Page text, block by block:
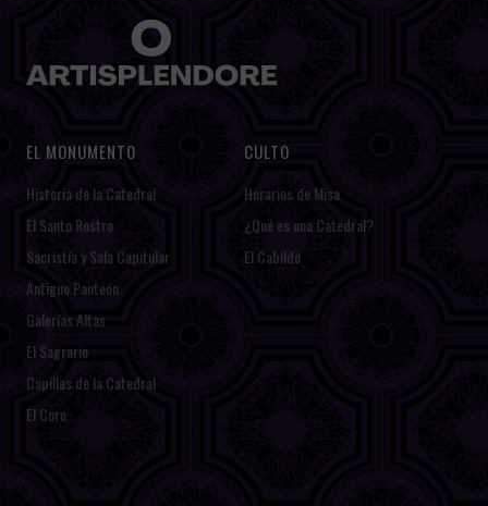
EL MONUMENTO
Historia de la Catedral
El Santo Rostro
Sacristía y Sala Capitular
Antiguo Panteón
Galerías Altas
El Sagrario
Capillas de la Catedral
El Coro
CULTO
Horarios de Misa
¿Qué es una Catedral?
El Cabildo